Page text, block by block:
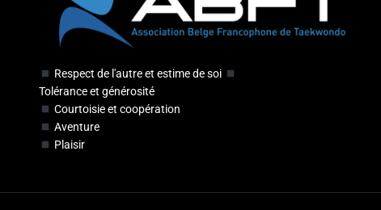
Respect de l'autre et estime de soi
Tolérance et générosité
Courtoisie et coopération
Aventure
Plaisir